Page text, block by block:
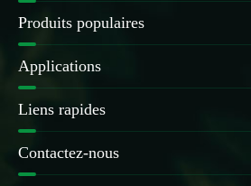
Produits populaires
Applications
Liens rapides
Contactez-nous